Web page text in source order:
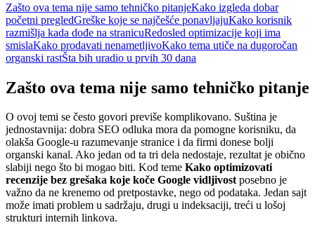
Zašto ova tema nije samo tehničko pitanjeKako izgleda dobar
početni pregledGreške koje se najčešće ponavljajuKako korisnik
razmišlja kada dođe na stranicuRedosled optimizacije koji ima
smislaKako prodavati nenametljivoKako tema utiče na dugoročan
organski rastŠta bih uradio u prvih 30 dana
Zašto ova tema nije samo tehničko pitanje
O ovoj temi se često govori previše komplikovano. Suština je
jednostavnija: dobra SEO odluka mora da pomogne korisniku, da
olakša Google-u razumevanje stranice i da firmi donese bolji
organski kanal. Ako jedan od ta tri dela nedostaje, rezultat je obično
slabiji nego što bi mogao biti. Kod teme Kako optimizovati
recenzije bez grešaka koje koče Google vidljivostposebno je
važno da ne krenemo od pretpostavke, nego od podataka. Jedan sajt
može imati problem u sadržaju, drugi u indeksaciji, treći u lošoj
strukturi internih linkova.